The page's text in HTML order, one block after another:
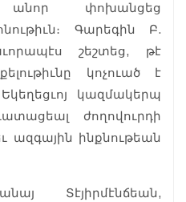
փոխանցեց
Գարեգին Բ.
շեշտեց, թէ
կոչուած է
կազմակերպ
ժողովուրդի
ազգային ինքնութեան
Տէյիրմէնճեան,